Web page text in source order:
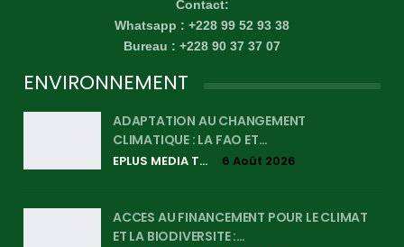
Contact:
Whatsapp : +228 99 52 93 38
Bureau : +228 90 37 37 07
ENVIRONNEMENT
ADAPTATION AU CHANGEMENT
CLIMATIQUE : LA FAO ET…
EPLUS MEDIA TV 6 Août 2026
ACCES AU FINANCEMENT POUR LE CLIMAT
ET LA BIODIVERSITE :…